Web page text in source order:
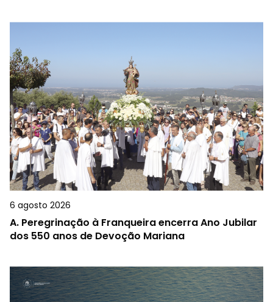
6 agosto 2026
A. Peregrinação à Franqueira encerra Ano Jubilar
dos 550 anos de Devoção Mariana